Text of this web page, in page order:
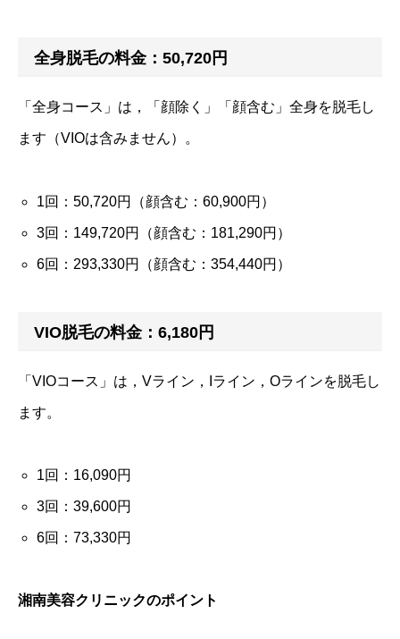
全身脱毛の料金：50,720円
「全身コース」は，「顔除く」「顔含む」全身を脱毛し
ます（VIOは含みません）。
1回：50,720円（顔含む：60,900円）
3回：149,720円（顔含む：181,290円）
6回：293,330円（顔含む：354,440円）
VIO脱毛の料金：6,180円
「VIOコース」は，Vライン，Iライン，Oラインを脱毛し
ます。
1回：16,090円
3回：39,600円
6回：73,330円
湘南美容クリニックのポイント